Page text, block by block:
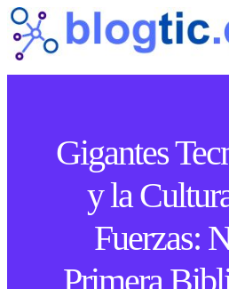
Gigantes
y la
Fuerzas:
Primera